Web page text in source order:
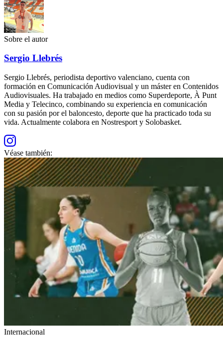
Sobre el autor
Sergio Llebrés
Sergio Llebrés, periodista deportivo valenciano, cuenta con
formación en Comunicación Audiovisual y un máster en Contenidos
Audiovisuales. Ha trabajado en medios como Superdeporte, À Punt
Media y Telecinco, combinando su experiencia en comunicación
con su pasión por el baloncesto, deporte que ha practicado toda su
vida. Actualmente colabora en Nostresport y Solobasket.
Véase también:
Internacional